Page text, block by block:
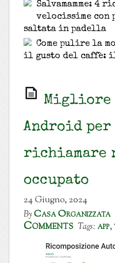
Salvamamme: 4
velocissime con
saltata in padella
Come pulire la
il gusto del caffè:
Migliore
Android per
richiamare
occupato
24 Giugno, 2024
ByCasa Organizzata
Comments Tags: app,